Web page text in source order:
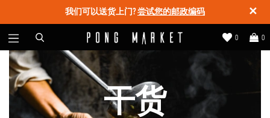
✕
我们可以送货上门?尝试您的邮政编码
0
0
干货